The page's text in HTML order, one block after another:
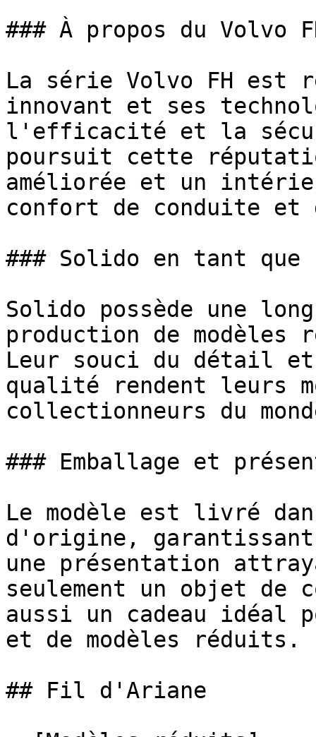
### À propos du Volvo
La série Volvo FH est
innovant et ses
l'efficacité et la
poursuit cette
améliorée et un
confort de conduite et
### Solido en tant
Solido possède une
production de
Leur souci du détail et
qualité rendent leurs
collectionneurs du
### Emballage et
Le modèle est livré
d'origine, garantissant
une présentation
seulement un objet de
aussi un cadeau idéal
et de modèles réduits.
## Fil d'Ariane